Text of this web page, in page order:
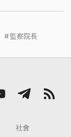
監察院長
社會